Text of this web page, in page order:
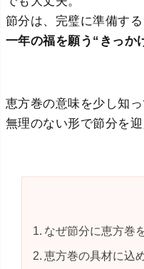
節分は、完璧に準備する
一年の福を願う“きっか
恵方巻の意味を少し知っ
無理のない形で節分を迎
なぜ節分に恵方巻
恵方巻の具材に込